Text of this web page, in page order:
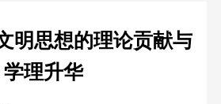
明思想的理论贡献与
学理升华